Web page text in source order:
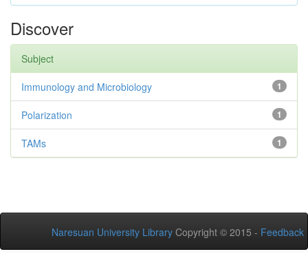
Discover
Subject
1
Immunology and Microbiology
1
Polarization
1
TAMs
Naresuan University Library Copyright © 2015 - Feedback